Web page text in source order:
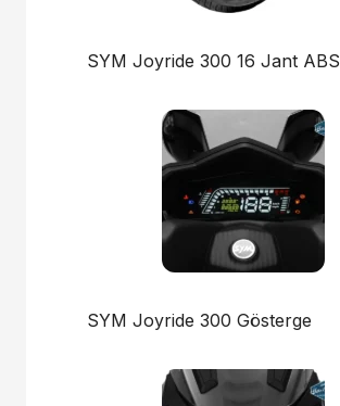
SYM Joyride 300 16 Jant ABS
SYM Joyride 300 Gösterge